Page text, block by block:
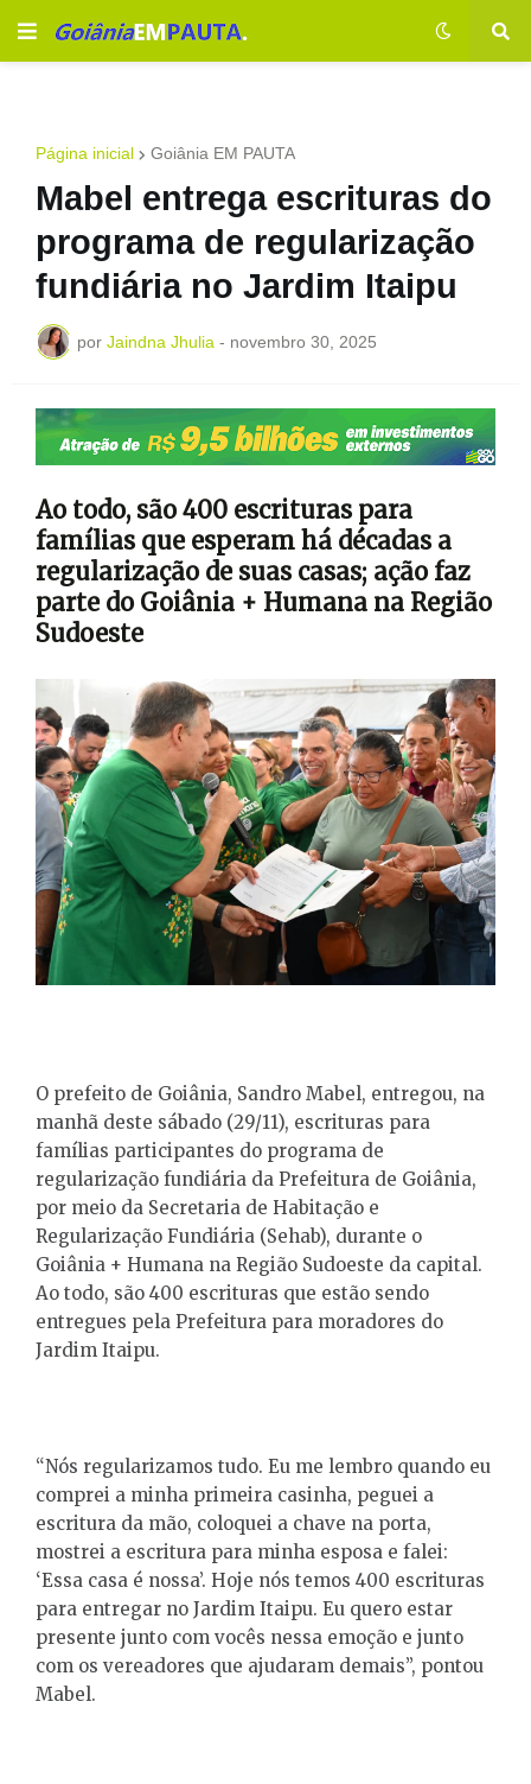
Página inicial Goiânia EM PAUTA
Mabel entrega escrituras do
programa de regularização
fundiária no Jardim Itaipu
por Jaindna Jhulia - novembro 30, 2025
Ao todo, são 400 escrituras para
famílias que esperam há décadas a
regularização de suas casas; ação faz
parte do Goiânia + Humana na Região
Sudoeste
O prefeito de Goiânia, Sandro Mabel, entregou, na
manhã deste sábado (29/11), escrituras para
famílias participantes do programa de
regularização fundiária da Prefeitura de Goiânia,
por meio da Secretaria de Habitação e
Regularização Fundiária (Sehab), durante o
Goiânia + Humana na Região Sudoeste da capital.
Ao todo, são 400 escrituras que estão sendo
entregues pela Prefeitura para moradores do
Jardim Itaipu.
“Nós regularizamos tudo. Eu me lembro quando eu
comprei a minha primeira casinha, peguei a
escritura da mão, coloquei a chave na porta,
mostrei a escritura para minha esposa e falei:
‘Essa casa é nossa’. Hoje nós temos 400 escrituras
para entregar no Jardim Itaipu. Eu quero estar
presente junto com vocês nessa emoção e junto
com os vereadores que ajudaram demais”, pontou
Mabel.